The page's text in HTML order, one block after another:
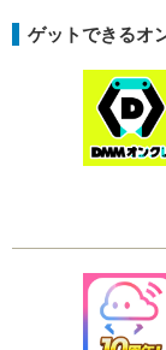
ゲットできるオ